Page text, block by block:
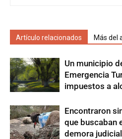
Artículo relacionados Más del
Un municipio
Emergencia
impuestos a
Encontraron
que buscaban
demora judicial